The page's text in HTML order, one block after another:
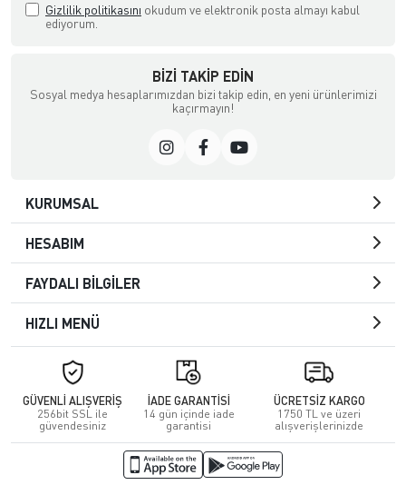
Gizlilik politikasını okudum ve elektronik posta almayı kabul
ediyorum.
BIZI TAKIP EDIN
Sosyal medya hesaplarımızdan bizi takip edin, en yeni ürünlerimizi
kaçırmayın!
KURUMSAL
HESABIM
FAYDALI BİLGİLER
HIZLI MENÜ
GÜVENLİ ALIŞVERİŞ
256bit SSL ile
güvendesiniz
İADE GARANTİSİ
14 gün içinde iade
garantisi
ÜCRETSİZ KARGO
1750 TL ve üzeri
alışverişlerinizde